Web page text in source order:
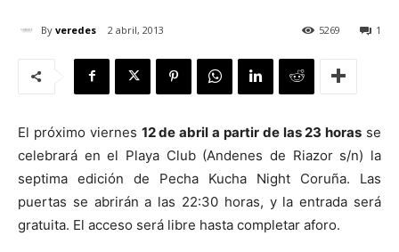
By veredes 2 abril, 2013 1
5269
El próximo viernes 12 de abril a partir de las 23 horas se
celebrará en el Playa Club (Andenes de Riazor s/n) la
septima edición de Pecha Kucha Night Coruña. Las
puertas se abrirán a las 22:30 horas, y la entrada será
gratuita. El acceso será libre hasta completar aforo.